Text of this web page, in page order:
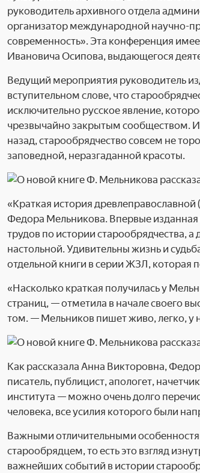
руководитель архивного отдела
организатор международной научно-
современность». Эта конференция
Ивановича Осипова, выдающегося
Ведущий мероприятия руководитель
вступительном слове, что
исключительно русское явление,
чрезвычайно закрытым сообществом. И
назад, старообрядчество совсем не
заповедной, неразгаданной красоты.
«Краткая история древлеправославной
Федора Мельникова. Впервые изданная
трудов по истории старообрядчества, а
настольной. Удивительны жизнь и
отдельной книги в серии ЖЗЛ, которая
«Насколько краткая получилась у
страниц, — отметила в начале своего
том. — Мельников пишет живо, легко, у
Как рассказала Анна Викторовна,
писатель, публицист, апологет,
института — можно очень долго
человека, все усилия которого были
Важными отличительными
старообрядцем, то есть это взгляд
важнейших событий в истории